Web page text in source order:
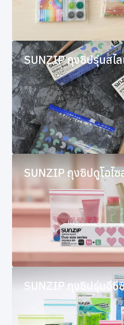
SUNZIP ถุงซิปรุ่นสไ
SUNZIP ถุงซิปดูโอไ
SUNZIP ถุงซิปรุ่นอีซี